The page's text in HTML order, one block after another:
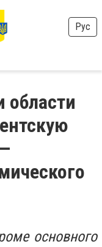
Рус
области
основного